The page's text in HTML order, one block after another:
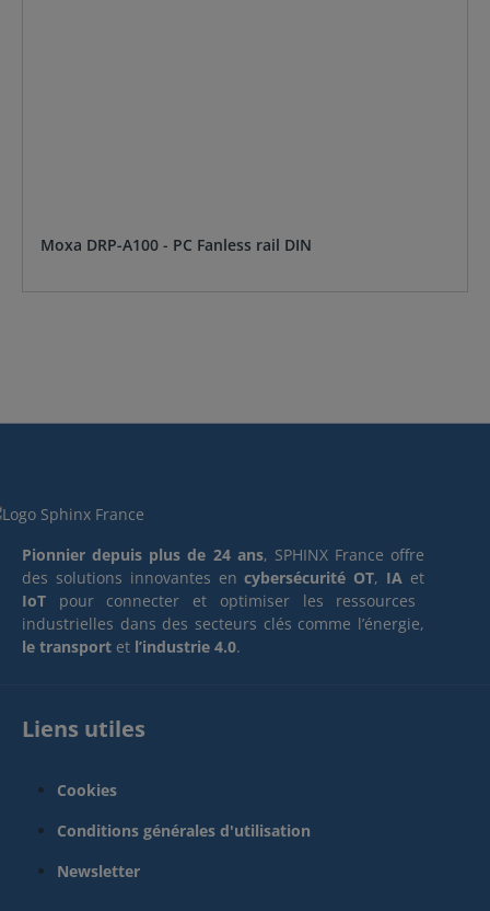
Moxa DRP-A100 - PC Fanless rail DIN
Pionnier depuis plus de 24 ans, SPHINX France offre
des solutions innovantes encybersécurité OT, IA et
IoT pour connecter et optimiser les ressources
industrielles dans des secteurs clés comme l’énergie,
le transport et l’industrie 4.0.
Liens utiles
Cookies
Conditions générales d'utilisation
Newsletter